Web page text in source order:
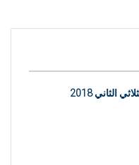
الثاني 2018